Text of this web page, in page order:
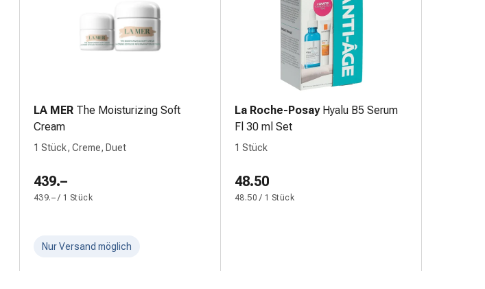
LA MER The Moisturizing Soft
Cream
1 Stück, Creme, Duet
439.–
439.– / 1 Stück
Nur Versand möglich
La Roche-Posay Hyalu B5 Serum
Fl 30 ml Set
1 Stück
48.50
48.50 / 1 Stück